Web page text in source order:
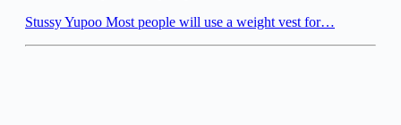
Stussy Yupoo Most people will use a weight vest for…